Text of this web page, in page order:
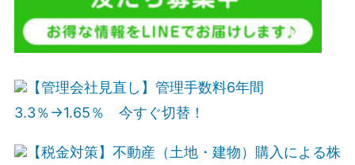
【管理会社見直し】管理手数料6年間
3.3％→1.65％ 今すぐ切替！
【税金対策】不動産（土地・建物）購入による株